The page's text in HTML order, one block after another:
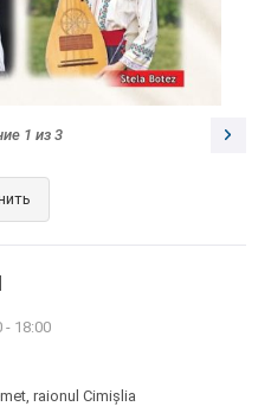
1 из 3
- 18:00
raionul Cimișlia